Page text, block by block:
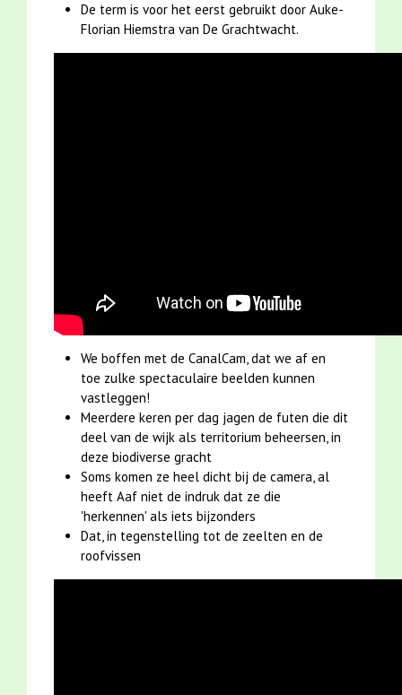
De term is voor het eerst gebruikt door Auke-
Florian Hiemstra van De Grachtwacht.
We boffen met de CanalCam, dat we af en
toe zulke spectaculaire beelden kunnen
vastleggen!
Meerdere keren per dag jagen de futen die dit
deel van de wijk als territorium beheersen, in
deze biodiverse gracht
Soms komen ze heel dicht bij de camera, al
heeft Aaf niet de indruk dat ze die
'herkennen' als iets bijzonders
Dat, in tegenstelling tot de zeelten en de
roofvissen